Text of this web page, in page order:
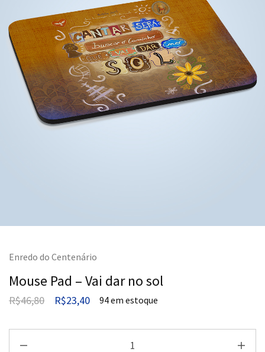
Enredo do Centenário
Mouse Pad – Vai dar no sol
R$46,80 R$23,40 94 em estoque